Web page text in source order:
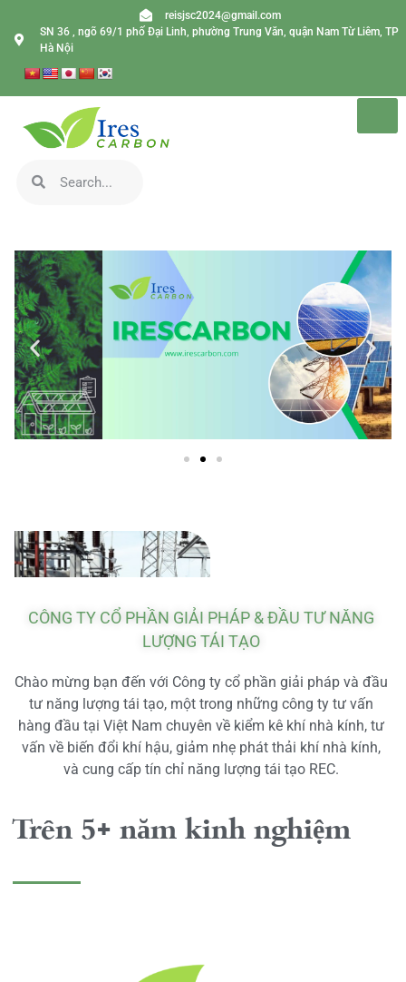
reisjsc2024@gmail.com
SN 36 , ngõ 69/1 phố Đại Linh, phường Trung Văn, quận Nam Từ Liêm, TP
Hà Nội
CÔNG TY CỔ PHẦN GIẢI PHÁP & ĐẦU TƯ NĂNG
LƯỢNG TÁI TẠO
Chào mừng bạn đến với Công ty cổ phần giải pháp và đầu
tư năng lượng tái tạo, một trong những công ty tư vấn
hàng đầu tại Việt Nam chuyên về kiểm kê khí nhà kính, tư
vấn về biến đổi khí hậu, giảm nhẹ phát thải khí nhà kính,
và cung cấp tín chỉ năng lượng tái tạo REC.
Trên 5+ năm kinh nghiệm